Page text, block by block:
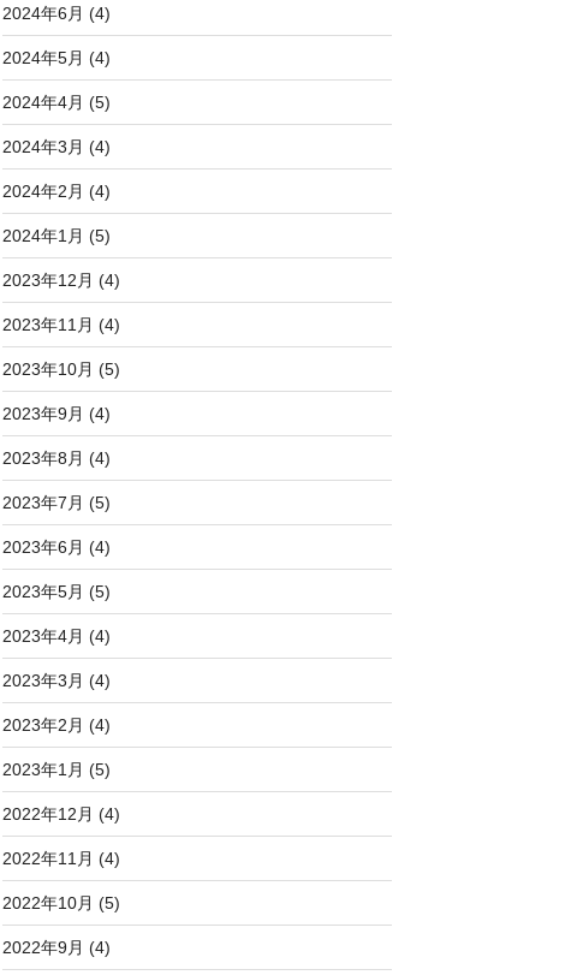
2024年6月 (4)
2024年5月 (4)
2024年4月 (5)
2024年3月 (4)
2024年2月 (4)
2024年1月 (5)
2023年12月 (4)
2023年11月 (4)
2023年10月 (5)
2023年9月 (4)
2023年8月 (4)
2023年7月 (5)
2023年6月 (4)
2023年5月 (5)
2023年4月 (4)
2023年3月 (4)
2023年2月 (4)
2023年1月 (5)
2022年12月 (4)
2022年11月 (4)
2022年10月 (5)
2022年9月 (4)